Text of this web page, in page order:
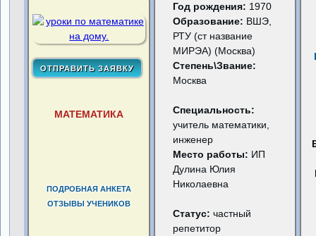
МАТЕМАТИКА
ПОДРОБНАЯ АНКЕТА
ОТЗЫВЫ УЧЕНИКОВ
Год рождения: 1970
Образование: ВШЭ,
РТУ (ст название
МИРЭА) (Москва)
Степень\Звание:
Москва
Специальность:
учитель математики,
инженер
Место работы: ИП
Дулина Юлия
Николаевна
Статус:частный
репетитор